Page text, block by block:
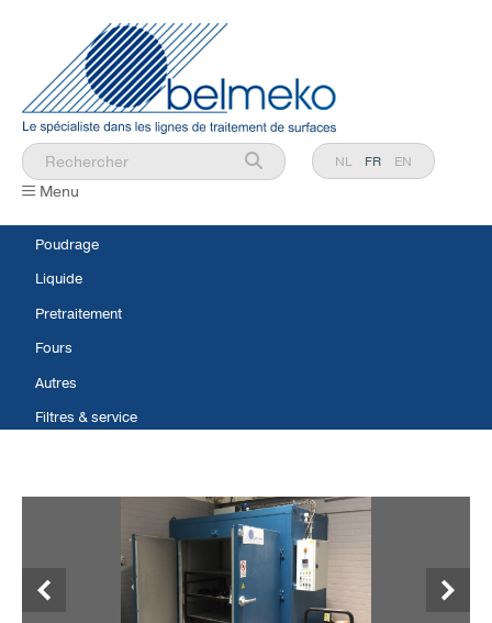
NL FR EN
Menu
Poudrage
Liquide
Pretraitement
Fours
Autres
Filtres & service
Précédent Suivant